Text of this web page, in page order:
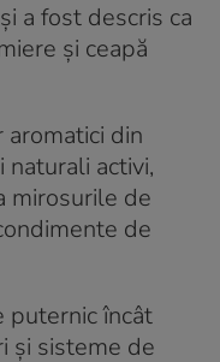
a fost descris ca
și ceapă
din
activi,
mirosurile de
de
puternic încât
și sisteme de